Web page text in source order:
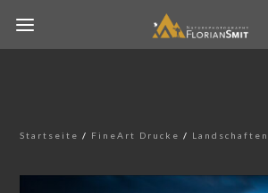
Startseite / FineArt Drucke / Landschaften